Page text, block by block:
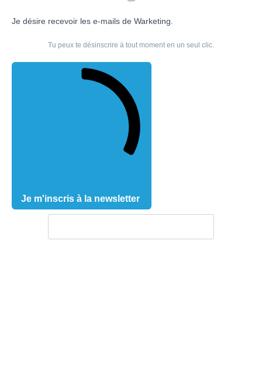
Je désire recevoir les e-mails de Warketing.
Tu peux te désinscrire à tout moment en un seul clic.
Je m'inscris à la newsletter